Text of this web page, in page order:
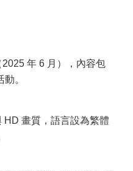
年 6 月），內容包
。
HD 畫質，語言設為繁體